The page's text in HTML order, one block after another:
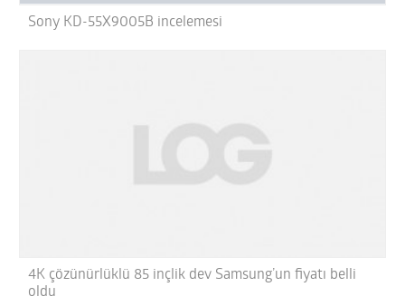
Sony KD-55X9005B incelemesi
4K çözünürlüklü 85 inçlik dev Samsung’un fiyatı belli
oldu